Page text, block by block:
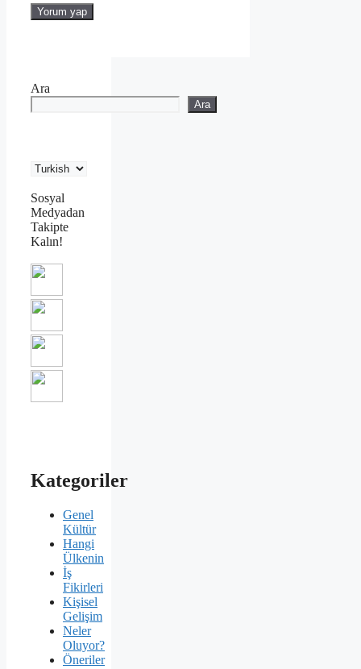
Ara
Ara
Sosyal
Medyadan
Takipte
Kalın!
Kategoriler
Genel
Kültür
Hangi
Ülkenin
İş
Fikirleri
Kişisel
Gelişim
Neler
Oluyor?
Öneriler